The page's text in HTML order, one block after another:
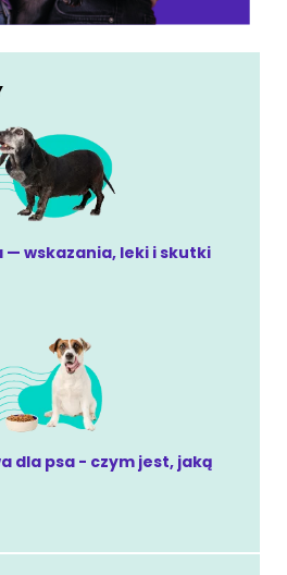
wskazania, leki i skutki
dla psa - czym jest, jaką